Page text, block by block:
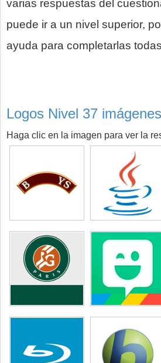
varias respuestas del
puede ir a un nivel superior,
ayuda para completarlas
Logos Nivel 37
Haga clic en la imagen para ver la